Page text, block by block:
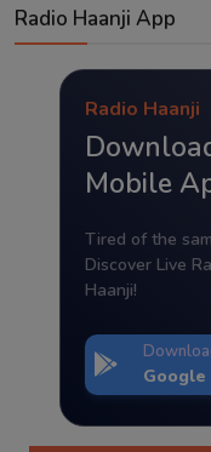
Radio Haanji App
Radio Haanji
Mobile
Tired of the
Discover Live
Haanji!
Google